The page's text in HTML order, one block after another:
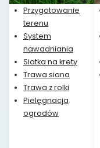
Przygotowanie
terenu
System
nawadniania
Siatka na krety
Trawa siana
Trawa z rolki
Pielęgnacja
ogrodów